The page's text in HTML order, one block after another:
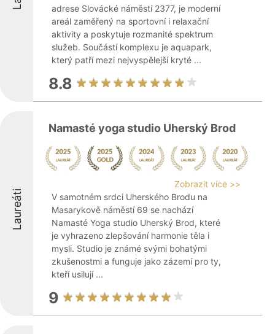
adrese Slovácké náměstí 2377, je moderní
areál zaměřený na sportovní i relaxační
aktivity a poskytuje rozmanité spektrum
služeb. Součástí komplexu je aquapark,
který patří mezi nejvyspělejší kryté ...
8.8
Laureáti
Namasté yoga studio Uherský Brod
Zobrazit více >>
V samotném srdci Uherského Brodu na
Masarykově náměstí 69 se nachází
Namasté Yoga studio Uherský Brod, které
je vyhrazeno zlepšování harmonie těla i
mysli. Studio je známé svými bohatými
zkušenostmi a funguje jako zázemí pro ty,
kteří usilují ...
9